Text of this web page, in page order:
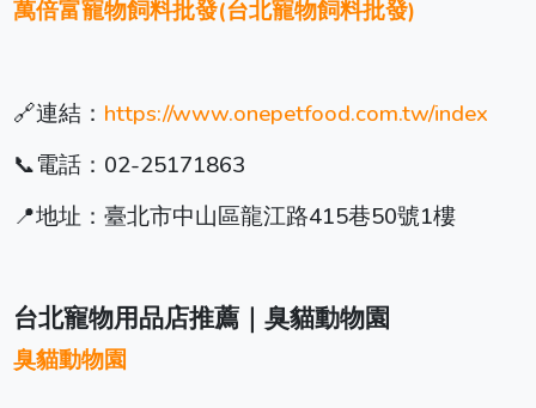
萬倍富寵物飼料批發(台北寵物飼料批發)
🔗連結： https://www.onepetfood.com.tw/index
📞電話：02-25171863
📍地址：臺北市中山區龍江路415巷50號1樓
台北寵物用品店推薦｜臭貓動物園
臭貓動物園